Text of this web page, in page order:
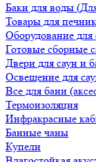
Баки для воды
Товары для
Оборудование для
Готовые сборные
Двери для саун и
Освещение для
Все для бани
Термоизоляция
Инфракрасные
Банные чаны
Купели